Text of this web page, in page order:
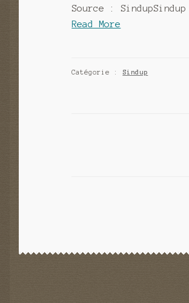
Source : SindupSindup
Read More
Catégorie :Sindup